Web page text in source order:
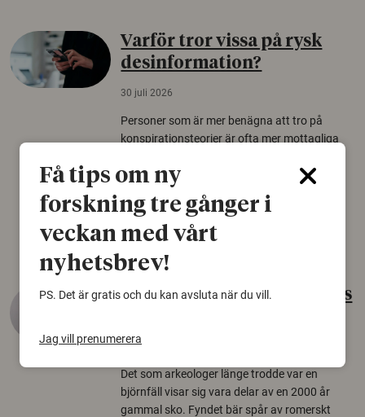
Varför tror vissa på rysk
desinformation?
30 juli 2026
Personer som är mer benägna att tro på
konspirationsteorier är ofta mer mottagliga
från Försvarshögskolan med deltagare i fyra
europeiska länder.
Säkerhetspolitik
Gammalt skinn var Sveriges
22 juni 2026
Det som arkeologer länge trodde var en
björnfäll visar sig vara delar av en 2000 år
gammal sko. Fyndet bär spår av romerskt
Få tips om ny
forskning tre gånger i
veckan med vårt
nyhetsbrev!
PS. Det är gratis och du kan avsluta när du vill.
Jag vill prenumerera